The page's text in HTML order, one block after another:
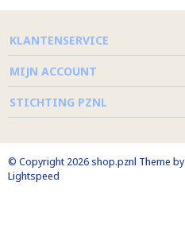
KLANTENSERVICE
MIJN ACCOUNT
STICHTING PZNL
© Copyright 2026 shop.pznl Theme by
Lightspeed